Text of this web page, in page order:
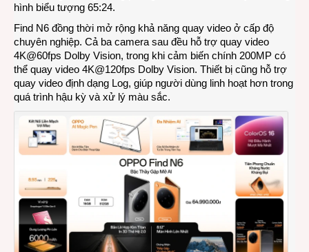
hình biểu tượng 65:24.
Find N6 đồng thời mở rộng khả năng quay video ở cấp độ
chuyên nghiệp. Cả ba camera sau đều hỗ trợ quay video
4K@60fps Dolby Vision, trong khi cảm biến chính 200MP có
thể quay video 4K@120fps Dolby Vision. Thiết bị cũng hỗ trợ
quay video định dạng Log, giúp người dùng linh hoạt hơn trong
quá trình hậu kỳ và xử lý màu sắc.